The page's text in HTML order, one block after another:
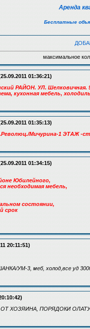
Аренда
Бесплатные
максимальное
01:36:21)
РАЙОН. УЛ. Шелковичная.
кухонная мебель,
01:35:13)
Мичурина-1 ЭТАЖ -
01:34:15)
Юбилейного,
необходимая мебель,
состоянии,
срок
20:11:51)
УМ-3, меб, холод,все уд
ХОЗЯИНА, ПОРЯДОКИ